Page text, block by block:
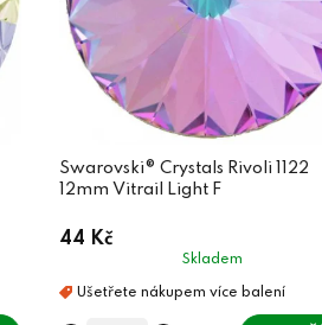
Swarovski® Crystals Rivoli 1122
12mm Vitrail Light F
44 Kč
Skladem